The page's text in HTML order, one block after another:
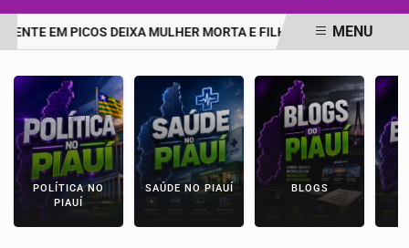
EM PICOS DEIXA MULHER MORTA E FILHA EM ESTADO GRAVE
MENU
POLÍTICA NO
PIAUÍ
SAÚDE NO PIAUÍ BLOGS